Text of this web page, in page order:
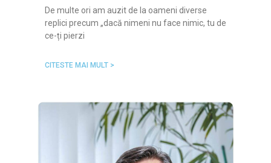
De multe ori am auzit de la oameni diverse
replici precum „dacă nimeni nu face nimic, tu de
ce-ți pierzi
CITESTE MAI MULT >